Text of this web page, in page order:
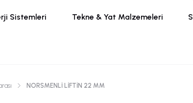
Sistemleri Tekne & Yat Malzemeleri
NORSMENLİ LİFTİN 22 MM